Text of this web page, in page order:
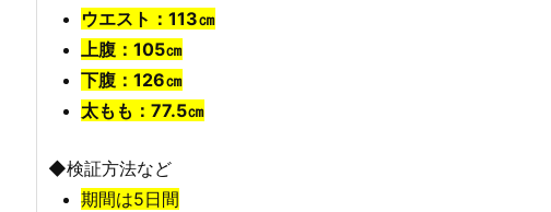
ウエスト：113㎝
上腹：105㎝
下腹：126㎝
太もも：77.5㎝
◆検証方法など
期間は5日間